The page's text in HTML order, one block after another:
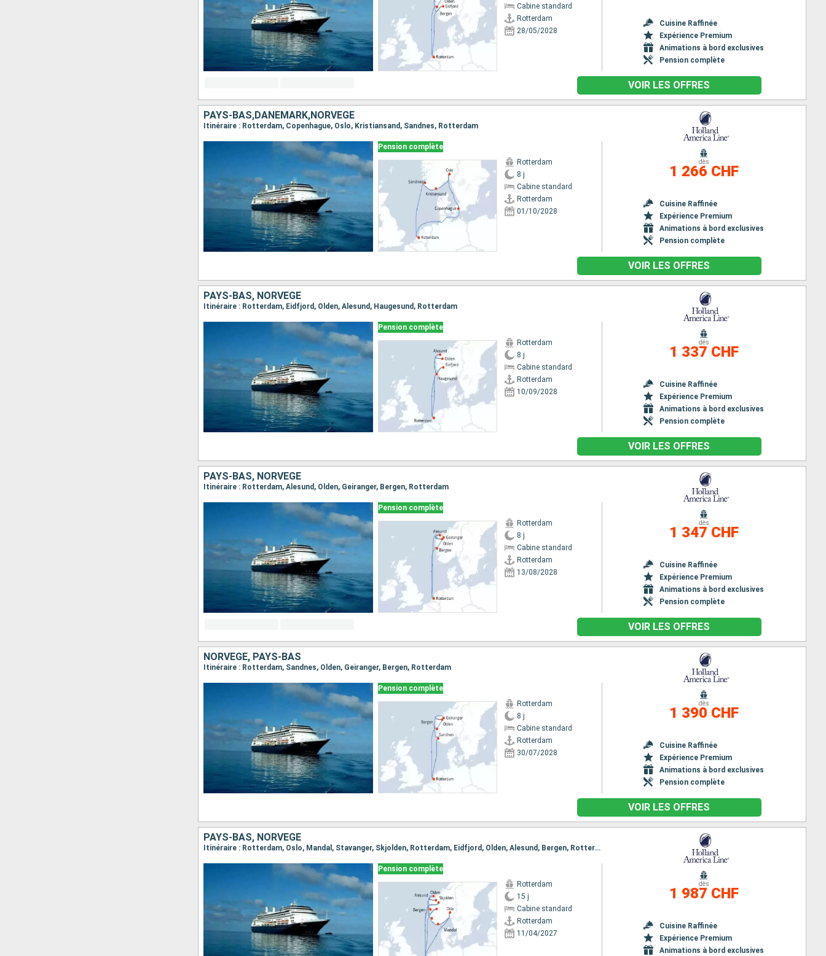
Cabine standard
Rotterdam
28/05/2028
Cuisine Raffinée
Expérience Premium
Animations à bord exclusives
Pension complète
VOIR LES OFFRES
PAYS-BAS,DANEMARK,NORVÈGE
Itinéraire : Rotterdam, Copenhague, Oslo, Kristiansand, Sandnes, Rotterdam
Pension complète
Rotterdam
8 j
Cabine standard
Rotterdam
01/10/2028
dès
1 266 CHF
Cuisine Raffinée
Expérience Premium
Animations à bord exclusives
Pension complète
VOIR LES OFFRES
PAYS-BAS, NORVÈGE
Itinéraire : Rotterdam, Eidfjord, Olden, Alesund, Haugesund, Rotterdam
Pension complète
Rotterdam
8 j
Cabine standard
Rotterdam
10/09/2028
dès
1 337 CHF
Cuisine Raffinée
Expérience Premium
Animations à bord exclusives
Pension complète
VOIR LES OFFRES
PAYS-BAS, NORVÈGE
Itinéraire : Rotterdam, Alesund, Olden, Geiranger, Bergen, Rotterdam
Pension complète
Rotterdam
8 j
Cabine standard
Rotterdam
13/08/2028
dès
1 347 CHF
Cuisine Raffinée
Expérience Premium
Animations à bord exclusives
Pension complète
VOIR LES OFFRES
NORVÈGE, PAYS-BAS
Itinéraire : Rotterdam, Sandnes, Olden, Geiranger, Bergen, Rotterdam
Pension complète
Rotterdam
8 j
Cabine standard
Rotterdam
30/07/2028
dès
1 390 CHF
Cuisine Raffinée
Expérience Premium
Animations à bord exclusives
Pension complète
VOIR LES OFFRES
PAYS-BAS, NORVÈGE
Itinéraire : Rotterdam, Oslo, Mandal, Stavanger, Skjolden, Rotterdam, Eidfjord, Olden, Alesund, Bergen, Rotterdam
Pension complète
Rotterdam
15 j
Cabine standard
Rotterdam
11/04/2027
dès
1 987 CHF
Cuisine Raffinée
Expérience Premium
Animations à bord exclusives